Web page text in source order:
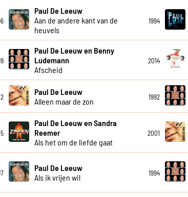
Paul De Leeuw
Aan de andere kant van de
heuvels
1994
Paul De Leeuw en Benny
Ludemann
Afscheid
2014
Paul De Leeuw
Alleen maar de zon
1992
Paul De Leeuw en Sandra
Reemer
Als het om de liefde gaat
2001
Paul De Leeuw
Als ik vrijen wil
1994